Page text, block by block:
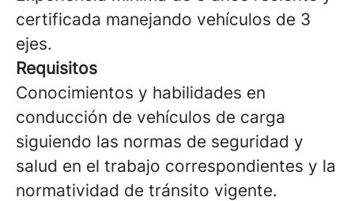
certificada manejando vehículos de 3
ejes.
Requisitos
Conocimientos y habilidades en
conducción de vehículos de carga
siguiendo las normas de seguridad y
salud en el trabajo correspondientes y la
normatividad de tránsito vigente.